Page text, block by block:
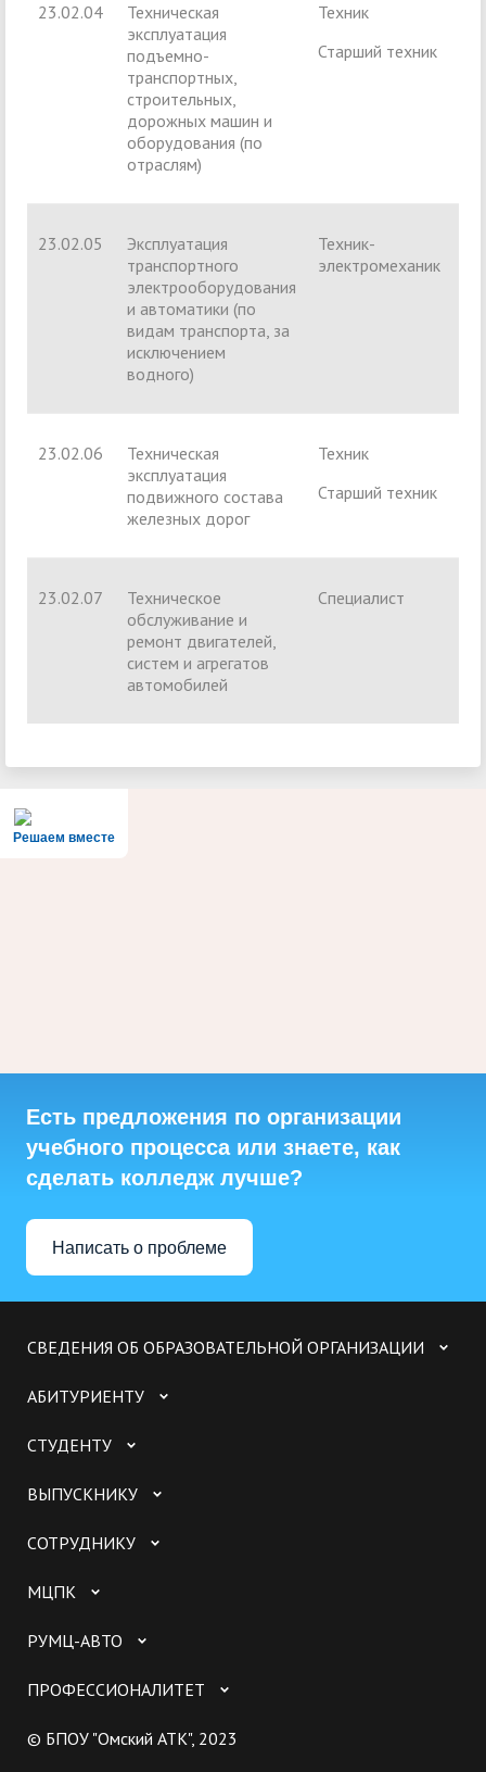
23.02.04
Техническая
эксплуатация
подъемно-
транспортных,
строительных,
дорожных машин и
оборудования (по
отраслям)
Техник
Старший техник
23.02.05
Эксплуатация
транспортного
электрооборудования
и автоматики (по
видам транспорта, за
исключением
водного)
Техник-
электромеханик
23.02.06
Техническая
эксплуатация
подвижного состава
железных дорог
Техник
Старший техник
23.02.07
Техническое
обслуживание и
ремонт двигателей,
систем и агрегатов
автомобилей
Специалист
Решаем вместе
Есть предложения по организации
учебного процесса или знаете, как
сделать колледж лучше?
Написать о проблеме
СВЕДЕНИЯ ОБ ОБРАЗОВАТЕЛЬНОЙ ОРГАНИЗАЦИИ
АБИТУРИЕНТУ
СТУДЕНТУ
ВЫПУСКНИКУ
СОТРУДНИКУ
МЦПК
РУМЦ-АВТО
ПРОФЕССИОНАЛИТЕТ
© БПОУ "Омский АТК", 2023